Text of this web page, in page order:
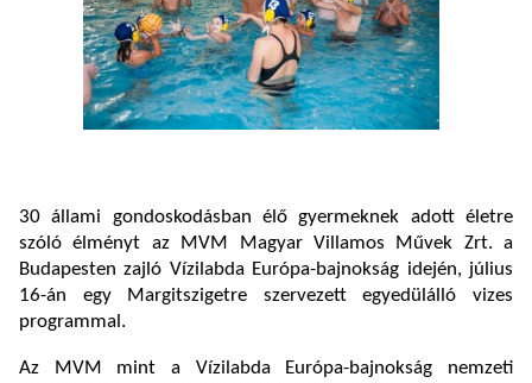
30 állami gondoskodásban élő gyermeknek adott életre
szóló élményt az MVM Magyar Villamos Művek Zrt. a
Budapesten zajló Vízilabda Európa-bajnokság idején, július
16-án egy Margitszigetre szervezett egyedülálló vizes
programmal.
Az MVM mint a Vízilabda Európa-bajnokság nemzeti